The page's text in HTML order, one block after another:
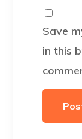
Save
in this